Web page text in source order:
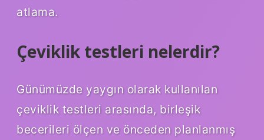
atlama.
Çeviklik testleri nelerdir?
Günümüzde yaygın olarak kullanılan
çeviklik testleri arasında, birleşik
becerileri ölçen ve önceden planlanmış